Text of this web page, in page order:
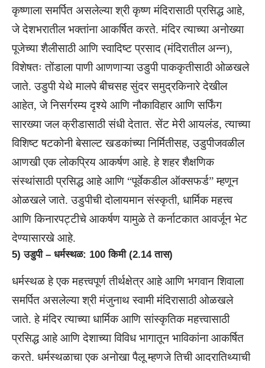
कृष्णाला समर्पित असलेल्या श्री कृष्ण मंदिरासाठी प्रसिद्ध आहे,
जे देशभरातील भक्तांना आकर्षित करते. मंदिर त्याच्या अनोख्या
पूजेच्या शैलीसाठी आणि स्वादिष्ट प्रसाद (मंदिरातील अन्न),
विशेषतः तोंडाला पाणी आणणाऱ्या उडुपी पाककृतीसाठी ओळखले
जाते. उडुपी येथे मालपे बीचसह सुंदर समुद्रकिनारे देखील
आहेत, जे निसर्गरम्य दृश्ये आणि नौकाविहार आणि सर्फिंग
सारख्या जल क्रीडासाठी संधी देतात. सेंट मेरी आयलंड, त्याच्या
विशिष्ट षटकोनी बेसाल्ट खडकांच्या निर्मितीसह, उडुपीजवळील
आणखी एक लोकप्रिय आकर्षण आहे. हे शहर शैक्षणिक
संस्थांसाठी प्रसिद्ध आहे आणि “पूर्वेकडील ऑक्सफर्ड” म्हणून
ओळखले जाते. उडुपीची दोलायमान संस्कृती, धार्मिक महत्त्व
आणि किनारपट्टीचे आकर्षण यामुळे ते कर्नाटकात आवर्जून भेट
देण्यासारखे आहे.
5) उडुपी – धर्मस्थळ: 100 किमी (2.14 तास)
धर्मस्थळ हे एक महत्त्वपूर्ण तीर्थक्षेत्र आहे आणि भगवान शिवाला
समर्पित असलेल्या श्री मंजुनाथ स्वामी मंदिरासाठी ओळखले
जाते. हे मंदिर त्याच्या धार्मिक आणि सांस्कृतिक महत्त्वासाठी
प्रसिद्ध आहे आणि देशाच्या विविध भागातून भाविकांना आकर्षित
करते. धर्मस्थळाचा एक अनोखा पैलू म्हणजे तिची आदरातिथ्याची